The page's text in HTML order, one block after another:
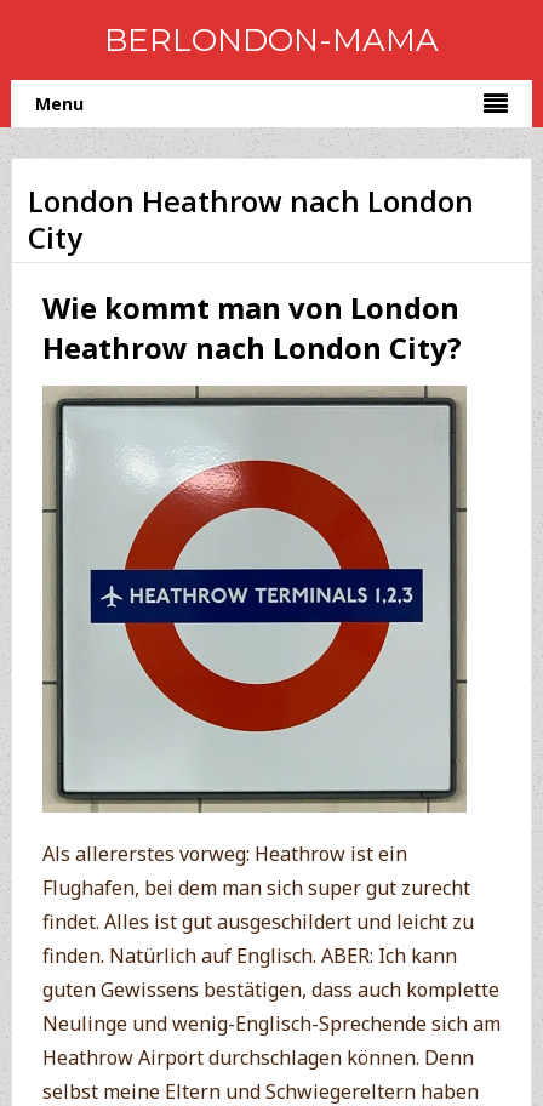
BERLONDON-MAMA
Menu
London Heathrow nach London
City
Wie kommt man von London
Heathrow nach London City?
Als allererstes vorweg: Heathrow ist ein
Flughafen, bei dem man sich super gut zurecht
findet. Alles ist gut ausgeschildert und leicht zu
finden. Natürlich auf Englisch. ABER: Ich kann
guten Gewissens bestätigen, dass auch komplette
Neulinge und wenig-Englisch-Sprechende sich am
Heathrow Airport durchschlagen können. Denn
selbst meine Eltern und Schwiegereltern haben